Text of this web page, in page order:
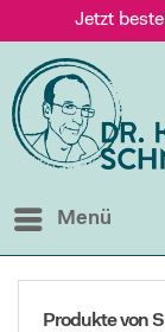
Jetzt
Versand
Jetzt
Menü
Produkte von